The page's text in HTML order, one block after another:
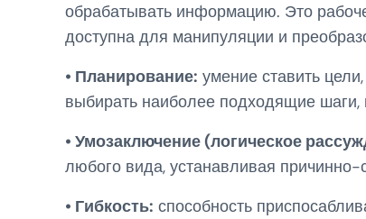
обрабатывать информацию. Это
доступна для манипуляции и
• Планирование: умение ставить
выбирать наиболее подходящие шаги,
• Умозаключение (логическое
любого вида, устанавливая
• Гибкость: способность